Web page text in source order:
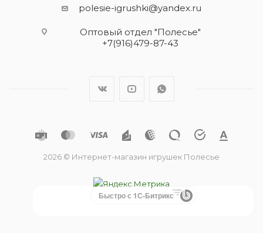
polesie-igrushki@yandex.ru
Оптовый отдел "Полесье"
+7(916)479-87-43
2026 © Интернет-магазин игрушек Полесье
Быстро с 1С-Битрикс